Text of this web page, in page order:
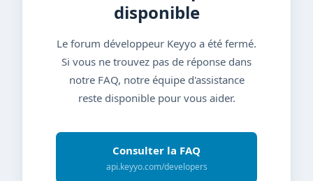
disponible
Le forum développeur Keyyo a été fermé.
Si vous ne trouvez pas de réponse dans
notre FAQ, notre équipe d'assistance
reste disponible pour vous aider.
Consulter la FAQ
api.keyyo.com/developers